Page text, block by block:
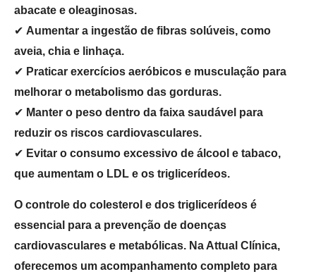
abacate e oleaginosas.
✔ Aumentar a ingestão de fibras solúveis, como
aveia, chia e linhaça.
✔ Praticar exercícios aeróbicos e musculação para
melhorar o metabolismo das gorduras.
✔ Manter o peso dentro da faixa saudável para
reduzir os riscos cardiovasculares.
✔ Evitar o consumo excessivo de álcool e tabaco,
que aumentam o LDL e os triglicerídeos.
O controle do colesterol e dos triglicerídeos é
essencial para a prevenção de doenças
cardiovasculares e metabólicas. Na Attual Clínica,
oferecemos um acompanhamento completo para